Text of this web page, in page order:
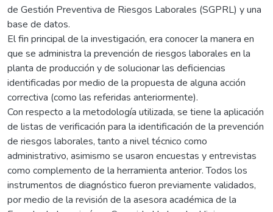
de Gestión Preventiva de Riesgos Laborales (SGPRL) y una
base de datos.
El fin principal de la investigación, era conocer la manera en
que se administra la prevención de riesgos laborales en la
planta de producción y de solucionar las deficiencias
identificadas por medio de la propuesta de alguna acción
correctiva (como las referidas anteriormente).
Con respecto a la metodología utilizada, se tiene la aplicación
de listas de verificación para la identificación de la prevención
de riesgos laborales, tanto a nivel técnico como
administrativo, asimismo se usaron encuestas y entrevistas
como complemento de la herramienta anterior. Todos los
instrumentos de diagnóstico fueron previamente validados,
por medio de la revisión de la asesora académica de la